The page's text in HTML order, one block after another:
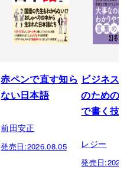
赤ペンで直す知ら
ない日本語
前田安正
発売日:2026.08.05
ビジネスパ
のための「
で書く技術
レジー
発売日: